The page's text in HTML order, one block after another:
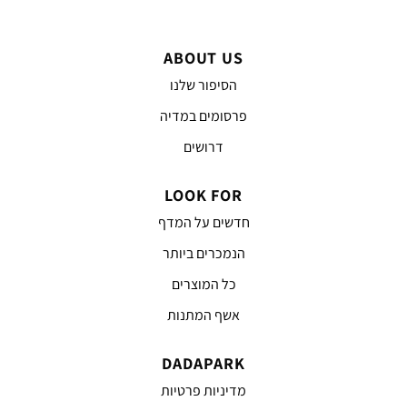
ABOUT US
הסיפור שלנו
פרסומים במדיה
דרושים
LOOK FOR
חדשים על המדף
הנמכרים ביותר
כל המוצרים
אשף המתנות
DADAPARK
מדיניות פרטיות